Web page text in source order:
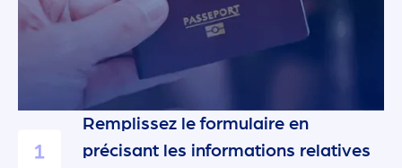
Comment ça marche ?
Remplissez le formulaire en
précisant les informations relatives